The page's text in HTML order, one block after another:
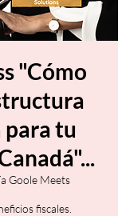
"Cómo
para tu
Goole Meets
fiscales.